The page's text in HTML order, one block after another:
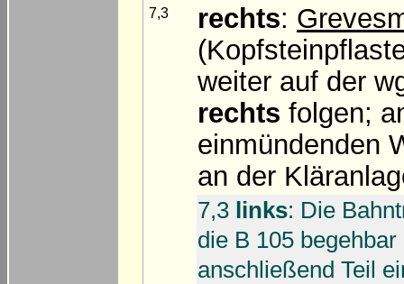
7,3 rechts:
weiter auf der
rechts folgen;
einmündenden
an der
7,3 links: Die
die B 105
anschließend Teil